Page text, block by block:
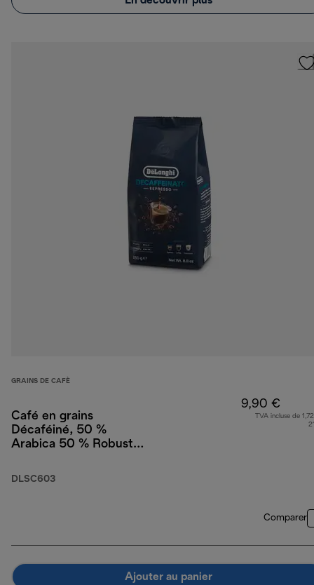
GRAINS DE CAFÈ
Café en grains
Décaféiné, 50 %
Arabica 50 % Robusta,
DLSC603
9,90 €
TVA incluse de
Comparer
Ajouter au panier